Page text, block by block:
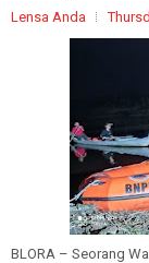
Lensa Anda
BLORA – Seorang